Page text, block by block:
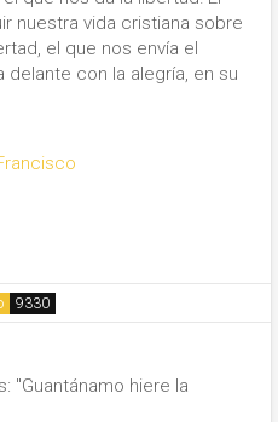
nuestra vida cristiana sobre
el que nos envía el
delante con la alegría, en su
"Guantánamo hiere la